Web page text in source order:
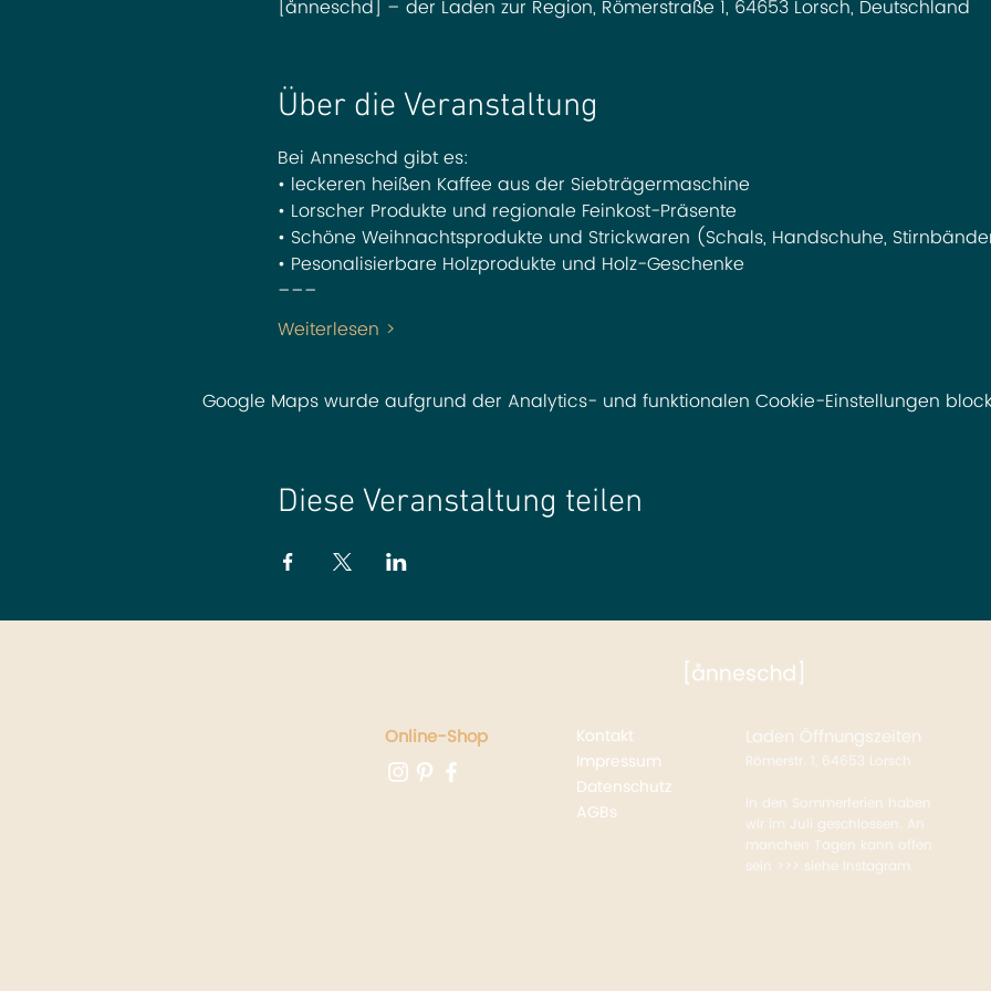
[ånneschd] – der Laden zur Region, Römerstraße 1, 64653 Lorsch, Deutschland
Über die Veranstaltung
Bei Anneschd gibt es:
• leckeren heißen Kaffee aus der Siebträgermaschine
• Lorscher Produkte und regionale Feinkost-Präsente
• Schöne Weihnachtsprodukte und Strickwaren (Schals, Handschuhe,
• Pesonalisierbare Holzprodukte und Holz-Geschenke
–––
Weiterlesen >
Google Maps wurde aufgrund der Analytics- und funktionalen Cookie-Einstellungen
Diese Veranstaltung teilen
Online-Shop
Kontakt
Impressum
Datenschutz
AGBs
Laden Öffnungszeiten
Römerstr. 1, 64653 Lorsch
In den Sommerferien haben
wir im Juli geschlossen. An
manchen Tagen kann offen
sein >>> siehe Instagram.​